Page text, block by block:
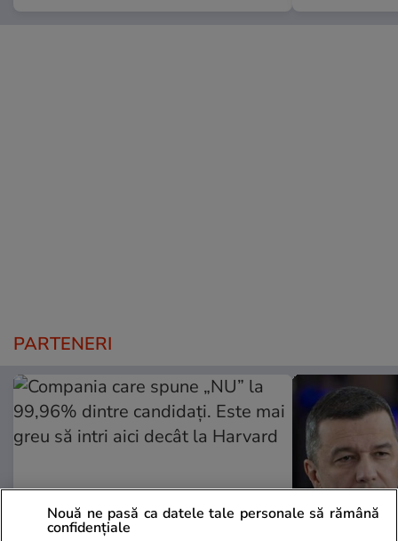
PARTENERI
Nouă ne pasă ca datele tale personale să rămână
confidențiale